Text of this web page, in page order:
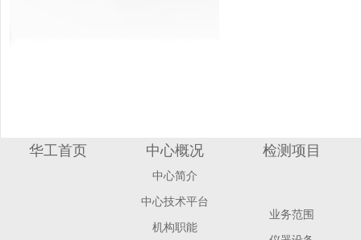
华工首页 中心概况 检测项目
中心简介
中心技术平台
机构职能
业务范围